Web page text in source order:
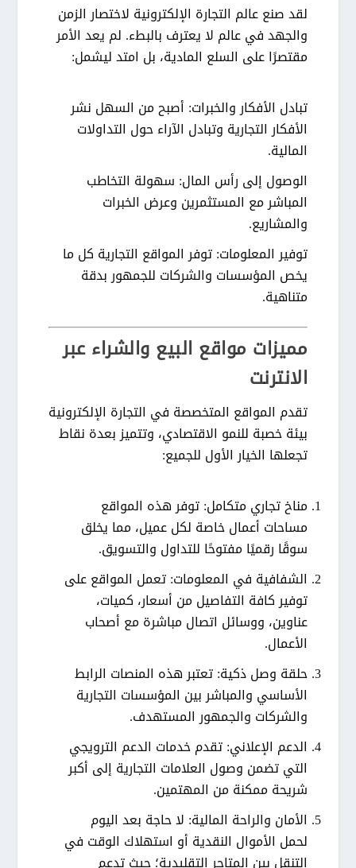
لقد صنع عالم التجارة الإلكترونية لاختصار الزمن
والجهد في عالم لا يعترف بالبطء. لم يعد الأمر
مقتصرًا على السلع المادية، بل امتد ليشمل:
تبادل الأفكار والخبرات: أصبح من السهل نشر
الأفكار التجارية وتبادل الآراء حول التداولات
المالية.
الوصول إلى رأس المال: سهولة التخاطب
المباشر مع المستثمرين وعرض الخبرات
والمشاريع.
توفير المعلومات:توفر المواقع التجارية كل ما
يخص المؤسسات والشركات للجمهور بدقة
متناهية.
مميزات مواقع البيع والشراء عبر
الانترنت
تقدم المواقع المتخصصة في التجارة الإلكترونية
بيئة خصبة للنمو الاقتصادي، وتتميز بعدة نقاط
تجعلها الخيار الأول للجميع:
مناخ تجاري متكامل:توفر هذه المواقع
مساحات أعمال خاصة لكل عميل، مما يخلق
سوقًا رقميًا مفتوحًا للتداول والتسويق.
الشفافية في المعلومات:تعمل المواقع على
توفير كافة التفاصيل من أسعار، كميات،
عناوين، ووسائل اتصال مباشرة مع أصحاب
الأعمال.
حلقة وصل ذكية:تعتبر هذه المنصات الرابط
الأساسي والمباشر بين المؤسسات التجارية
والشركات والجمهور المستهدف.
الدعم الإعلاني:تقدم خدمات الدعم الترويجي
التي تضمن وصول العلامات التجارية إلى أكبر
شريحة ممكنة من المهتمين.
الأمان والراحة المالية: لا حاجة بعد اليوم
لحمل الأموال النقدية أو استهلاك الوقت في